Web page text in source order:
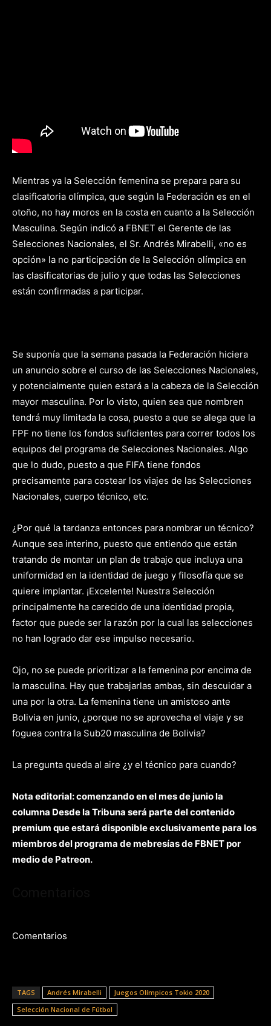
Mientras ya la Selección femenina se prepara para su
clasificatoria olímpica, que según la Federación es en el
otoño, no hay moros en la costa en cuanto a la Selección
Masculina. Según indicó a FBNET el Gerente de las
Selecciones Nacionales, el Sr. Andrés Mirabelli, «no es
opción» la no participación de la Selección olímpica en
las clasificatorias de julio y que todas las Selecciones
están confirmadas a participar.
Se suponía que la semana pasada la Federación hiciera
un anuncio sobre el curso de las Selecciones Nacionales,
y potencialmente quien estará a la cabeza de la Selección
mayor masculina. Por lo visto, quien sea que nombren
tendrá muy limitada la cosa, puesto a que se alega que la
FPF no tiene los fondos suficientes para correr todos los
equipos del programa de Selecciones Nacionales. Algo
que lo dudo, puesto a que FIFA tiene fondos
precisamente para costear los viajes de las Selecciones
Nacionales, cuerpo técnico, etc.
¿Por qué la tardanza entonces para nombrar un técnico?
Aunque sea interino, puesto que entiendo que están
tratando de montar un plan de trabajo que incluya una
uniformidad en la identidad de juego y filosofía que se
quiere implantar. ¡Excelente! Nuestra Selección
principalmente ha carecido de una identidad propia,
factor que puede ser la razón por la cual las selecciones
no han logrado dar ese impulso necesario.
Ojo, no se puede prioritizar a la femenina por encima de
la masculina. Hay que trabajarlas ambas, sin descuidar a
una por la otra. La femenina tiene un amistoso ante
Bolivia en junio, ¿porque no se aprovecha el viaje y se
foguea contra la Sub20 masculina de Bolivia?
La pregunta queda al aire ¿y el técnico para cuando?
Nota editorial: comenzando en el mes de junio la
columna Desde la Tribuna será parte del contenido
premium que estará disponible exclusivamente para los
miembros del programa de mebresías de FBNET por
medio de Patreon.
Comentarios
TAGS Andrés Mirabelli
Juegos Olímpicos Tokio 2020
Selección Nacional de Fútbol